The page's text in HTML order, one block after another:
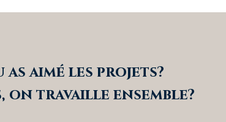
as aimé les projets?
on travaille ensemble?